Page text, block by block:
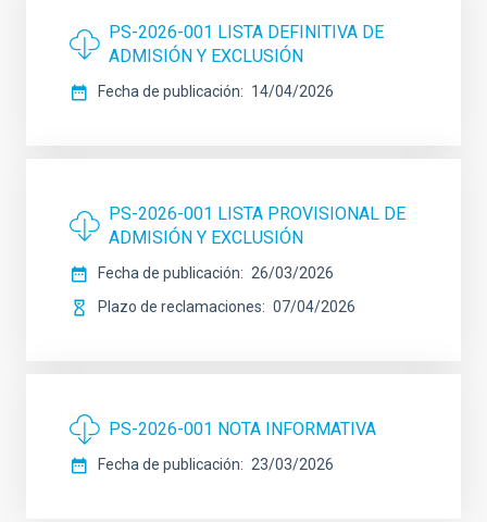
PS-2026-001 LISTA DEFINITIVA DE
ADMISIÓN Y EXCLUSIÓN
Fecha de publicación 14/04/2026
PS-2026-001 LISTA PROVISIONAL DE
ADMISIÓN Y EXCLUSIÓN
Fecha de publicación
26/03/2026
Plazo de reclamaciones
07/04/2026
PS-2026-001 NOTA INFORMATIVA
Fecha de publicación 23/03/2026